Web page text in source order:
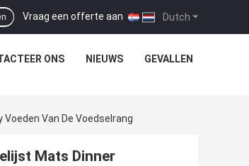
Dutch
Vraag een offerte aan |
ONS NIEUWS GEVALLEN
Van De Voedselrang
Mats Dinner